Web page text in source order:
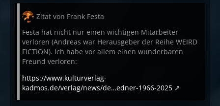
Zitat von Frank Festa
Festa hat nicht nur einen wichtigen Mitarbeiter
verloren (Andreas war Herausgeber der Reihe WEIRD
FICTION). Ich habe vor allem einen wunderbaren
Freund verloren:
https://www.kulturverlag-
kadmos.de/verlag/news/de…edner-1966-2025